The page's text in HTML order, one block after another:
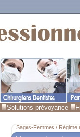
Solutions prévoyance
Sages-Femmes / Régime